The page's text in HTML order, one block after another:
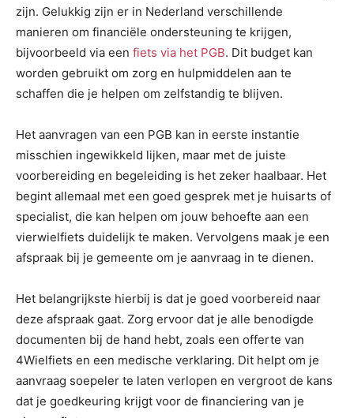
zijn. Gelukkig zijn er in Nederland verschillende
manieren om financiële ondersteuning te krijgen,
bijvoorbeeld via een fiets via het PGB. Dit budget kan
worden gebruikt om zorg en hulpmiddelen aan te
schaffen die je helpen om zelfstandig te blijven.
Het aanvragen van een PGB kan in eerste instantie
misschien ingewikkeld lijken, maar met de juiste
voorbereiding en begeleiding is het zeker haalbaar. Het
begint allemaal met een goed gesprek met je huisarts of
specialist, die kan helpen om jouw behoefte aan een
vierwielfiets duidelijk te maken. Vervolgens maak je een
afspraak bij je gemeente om je aanvraag in te dienen.
Het belangrijkste hierbij is dat je goed voorbereid naar
deze afspraak gaat. Zorg ervoor dat je alle benodigde
documenten bij de hand hebt, zoals een offerte van
4Wielfiets en een medische verklaring. Dit helpt om je
aanvraag soepeler te laten verlopen en vergroot de kans
dat je goedkeuring krijgt voor de financiering van je